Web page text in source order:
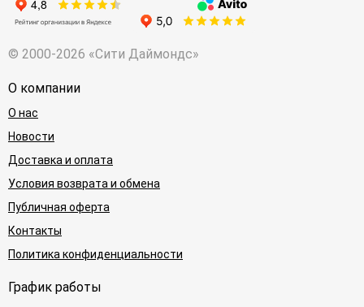
© 2000-2026 «Сити Даймондс»
О компании
О нас
Новости
Доставка и оплата
Условия возврата и обмена
Публичная оферта
Контакты
Политика конфиденциальности
График работы